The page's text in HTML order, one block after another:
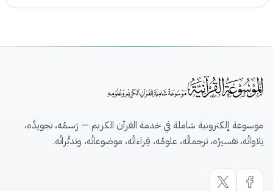
موسوعة إلكترونية شاملة في خدمة القرآن الكريم — رَسمُه، تجويدُه،
تِلاواتُه، تفسيرُه، ترجماتُه، علومُه، قِراءاتُه، موضوعاتُه، وتدبُّراتُه.